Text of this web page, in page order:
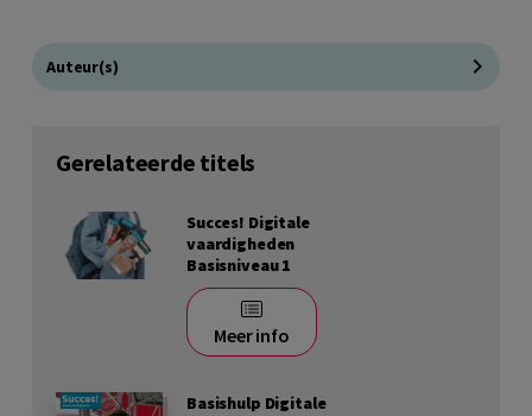
Auteur(s)
Gerelateerde titels
Succes! Digitale
vaardigheden
Basisniveau 1
Meer info
Basishulp Digitale